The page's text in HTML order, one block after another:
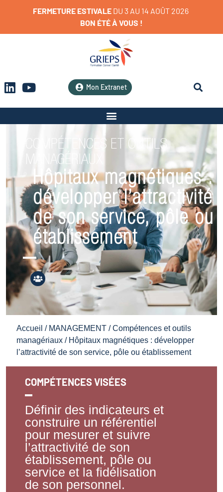
FERMETURE ESTIVALE DU 3 AU 14 AOÛT 2026
BON ÉTÉÀ VOUS !
Mon Extranet
COMPÉTENCES ET OUTILS
MANAGÉRIAUX
Hôpitaux magnétiques :
développer l’attractivité
de son service, pôle ou
établissement
Accueil / MANAGEMENT /Compétences et outils
managériaux / Hôpitaux magnétiques : développer
l’attractivité de son service, pôle ou établissement
COMPÉTENCES VISÉES
Définir des indicateurs et
construire un référentiel
pour mesurer et suivre
l’attractivité de son
établissement, pôle ou
service et la fidélisation
de son personnel.